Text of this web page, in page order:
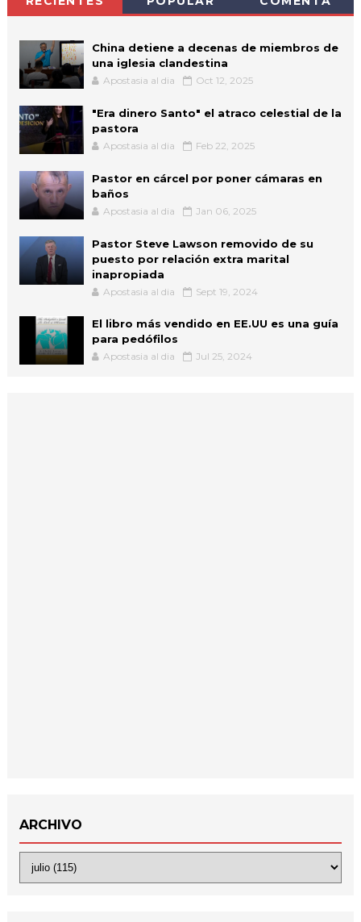
China detiene a decenas de miembros de
una iglesia clandestina
Apostasia al dia Oct 12, 2025
"Era dinero Santo" el atraco celestial de la
pastora
Apostasia al dia Feb 22, 2025
Pastor en cárcel por poner cámaras en
baños
Apostasia al dia Jan 06, 2025
Pastor Steve Lawson removido de su
puesto por relación extra marital
inapropiada
Apostasia al dia Sept 19, 2024
El libro más vendido en EE.UU es una guía
para pedófilos
Apostasia al dia Jul 25, 2024
ARCHIVO